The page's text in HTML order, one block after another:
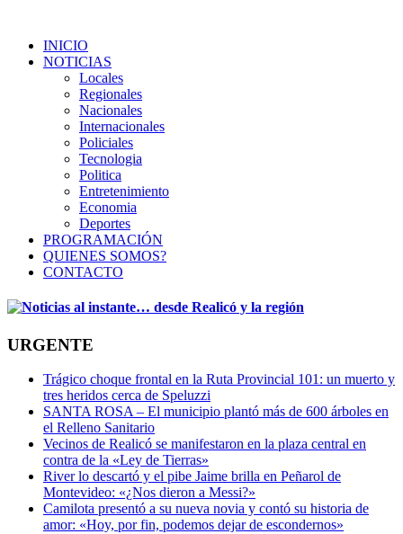
INICIO
NOTICIAS
Locales
Regionales
Nacionales
Internacionales
Policiales
Tecnologia
Politica
Entretenimiento
Economia
Deportes
PROGRAMACIÓN
QUIENES SOMOS?
CONTACTO
URGENTE
Trágico choque frontal en la Ruta Provincial 101: un muerto y
tres heridos cerca de Speluzzi
SANTA ROSA – El municipio plantó más de 600 árboles en
el Relleno Sanitario
Vecinos de Realicó se manifestaron en la plaza central en
contra de la «Ley de Tierras»
River lo descartó y el pibe Jaime brilla en Peñarol de
Montevideo: «¿Nos dieron a Messi?»
Camilota presentó a su nueva novia y contó su historia de
amor: «Hoy, por fin, podemos dejar de escondernos»